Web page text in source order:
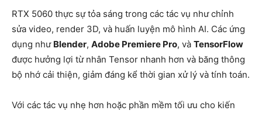
RTX 5060 thực sự tỏa sáng trong các tác vụ như chỉnh
sửa video, render 3D, và huấn luyện mô hình AI. Các ứng
dụng như Blender, Adobe Premiere Pro, và TensorFlow
được hưởng lợi từ nhân Tensor nhanh hơn và băng thông
bộ nhớ cải thiện, giảm đáng kể thời gian xử lý và tính toán.
Với các tác vụ nhẹ hơn hoặc phần mềm tối ưu cho kiến